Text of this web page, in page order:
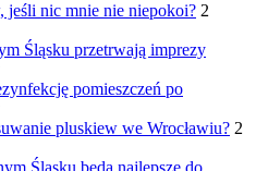
jeśli nic mnie nie niepokoi? 2
Śląsku przetrwają imprezy
pomieszczeń po
pluskiew we Wrocławiu? 2